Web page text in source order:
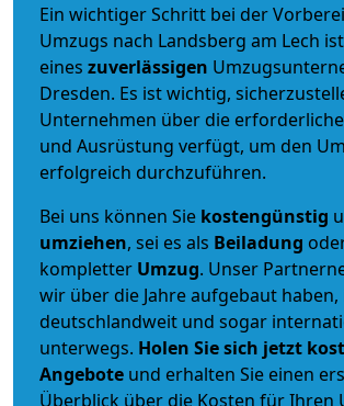
Ein wichtiger Schritt bei der
Umzugs nach Landsberg am Lech
eines zuverlässigen
Dresden. Es ist wichtig,
Unternehmen über die
und Ausrüstung verfügt, um den
erfolgreich durchzuführen.
Bei uns können Sie kostengünstig
umziehen, sei es als Beiladung
kompletter Umzug. Unser
wir über die Jahre aufgebaut haben,
deutschlandweit und sogar
unterwegs. Holen Sie sich jetzt
Angebote und erhalten Sie einen
Überblick über die Kosten für Ihren